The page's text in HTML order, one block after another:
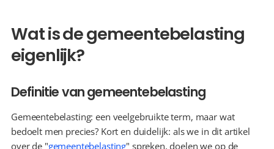
Wat is de gemeentebelasting
eigenlijk?
Definitie van gemeentebelasting
Gemeentebelasting: een veelgebruikte term, maar wat
bedoelt men precies? Kort en duidelijk: als we in dit artikel
over de "gemeentebelasting" spreken, doelen we op de